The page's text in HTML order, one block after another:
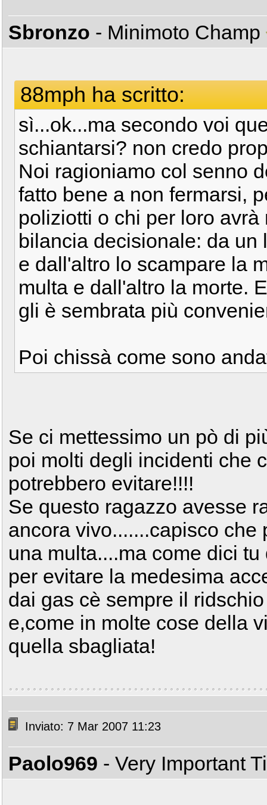
Sbronzo - Minimoto Champ
88mph ha scritto:
sì...ok...ma secondo voi
schiantarsi? non credo
Noi ragioniamo col senno
fatto bene a non fermarsi,
poliziotti o chi per loro
bilancia decisionale: da un
e dall'altro lo scampare la
multa e dall'altro la morte.
gli è sembrata più
Poi chissà come sono
Se ci mettessimo un pò di
poi molti degli incidenti che
potrebbero evitare!!!!
Se questo ragazzo avesse
ancora vivo.......capisco
una multa....ma come dici
per evitare la medesima
dai gas cè sempre il
e,come in molte cose della
quella sbagliata!
Inviato: 7 Mar 2007 11:23
Paolo969 - Very Important